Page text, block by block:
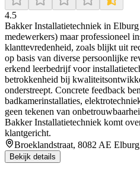
4.5
Bakker Installatietechniek in
medewerkers) maar professioneel
klanttevredenheid, zoals blijkt uit
op basis van diverse persoonlijke
erkend leerbedrijf voor
betrokkenheid bij
onderstreept. Concrete feedback
badkamerinstallaties,
geen tekenen van
Bakker Installatietechniek komt
klantgericht.
Broeklandstraat, 8082 AE
Bekijk details